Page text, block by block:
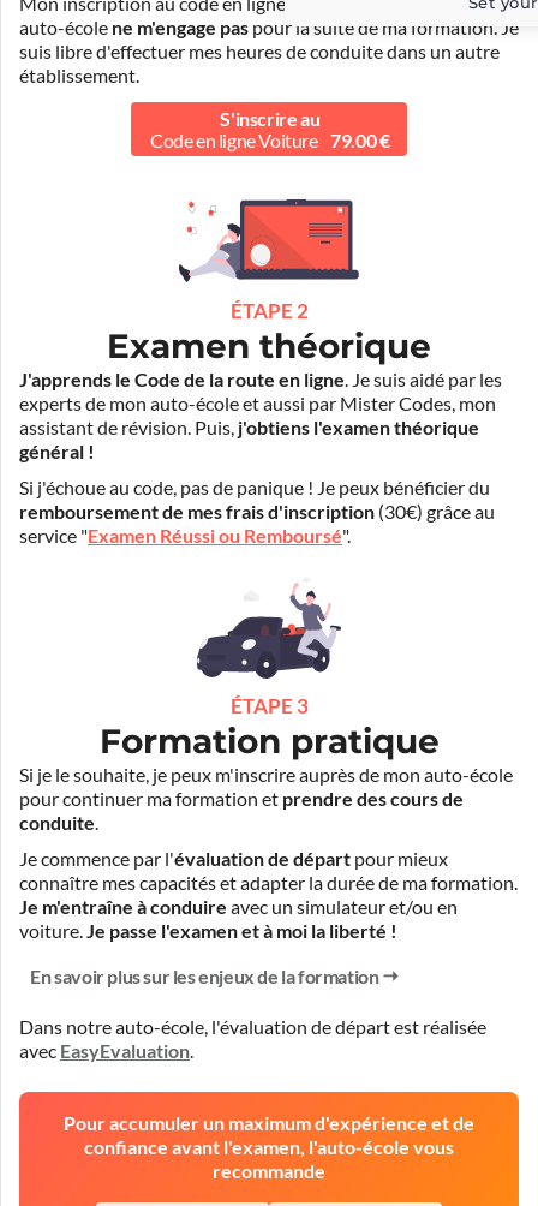
auto-école ne m'engage pas pour la suite de ma formation. Je
suis libre d'effectuer mes heures de conduite dans un autre
établissement.
S'inscrire au
Code en ligne Voiture 79.00 €
ÉTAPE 2
Examen théorique
J'apprends le Code de la route en ligne. Je suis aidé par les
experts de mon auto-école et aussi par Mister Codes, mon
assistant de révision. Puis, j'obtiens l'examen théorique
général !
Si j'échoue au code, pas de panique ! Je peux bénéficier du
remboursement de mes frais d'inscription (30€) grâce au
service "Examen Réussi ou Remboursé".
ÉTAPE 3
Formation pratique
Si je le souhaite, je peux m'inscrire auprès de mon auto-école
pour continuer ma formation et prendre des cours de
conduite.
Je commence par l'évaluation de départ pour mieux
connaître mes capacités et adapter la durée de ma formation.
Je m'entraîne à conduire avec un simulateur et/ou en
voiture.Je passe l'examen et à moi la liberté !
En savoir plus sur les enjeux de la formation
Dans notre auto-école, l'évaluation de départ est réalisée
avec EasyEvaluation.
Pour accumuler un maximum d'expérience et de
confiance avant l'examen, l'auto-école vous
recommande